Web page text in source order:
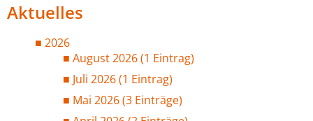
Aktuelles
2026
August 2026 (1 Eintrag)
Juli 2026 (1 Eintrag)
Mai 2026 (3 Einträge)